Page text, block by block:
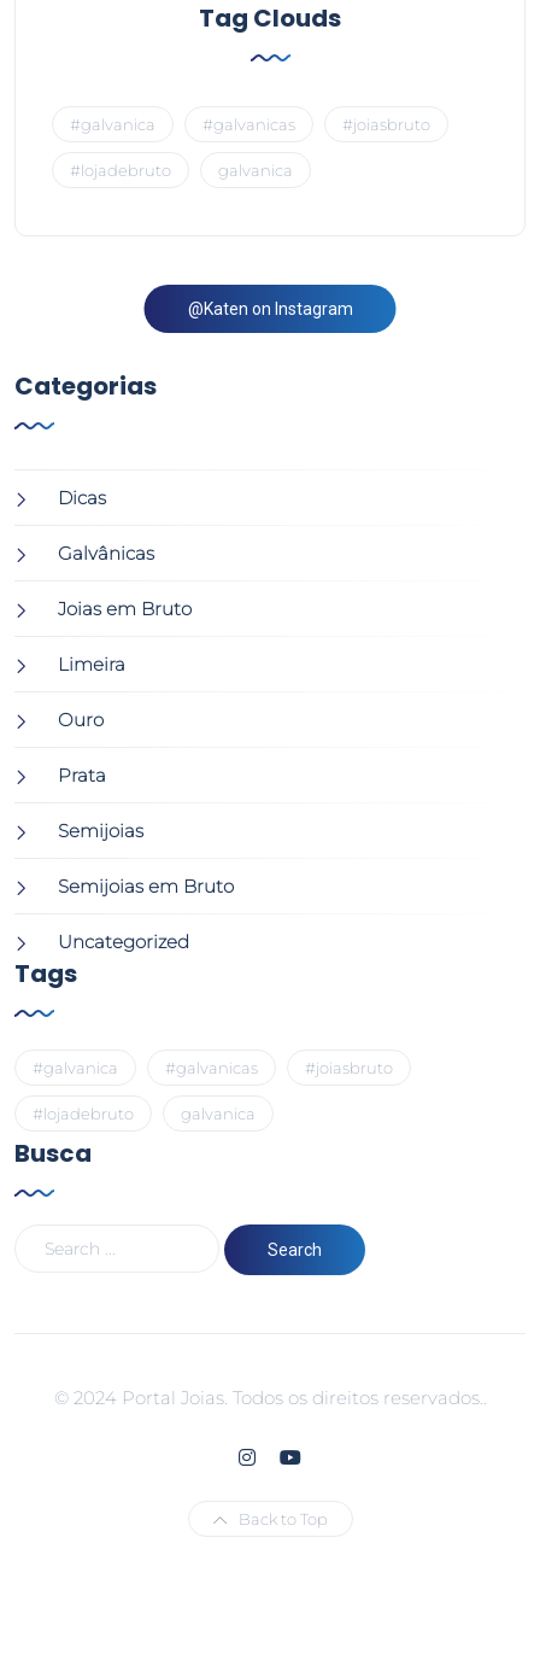
Tag Clouds
#galvanica #galvanicas #joiasbruto
#lojadebruto galvanica
@Katen on Instagram
Categorias
Dicas
Galvânicas
Joias em Bruto
Limeira
Ouro
Prata
Semijoias
Semijoias em Bruto
Uncategorized
Tags
#galvanica #galvanicas #joiasbruto
#lojadebruto galvanica
Busca
© 2024 Portal Joias. Todos os direitos reservados..
Back to Top